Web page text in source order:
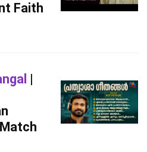
Faith
|